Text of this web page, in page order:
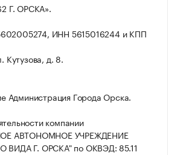
Г. ОРСКА».
ИНН 5615016244 и КПП
Кутузова, д. 8.
Администрация Города Орска.
компании
АВТОНОМНОЕ УЧРЕЖДЕНИЕ
Г. ОРСКА" по ОКВЭД: 85.11